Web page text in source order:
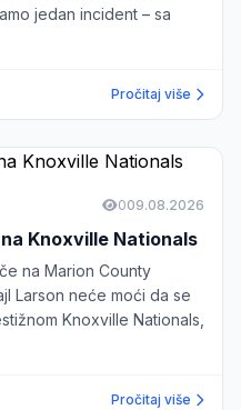
jedan incident – sa
Pročitaj više
009.08.2026
Knoxville Nationals
na Marion County
Larson neće moći da se
Knoxville Nationals,
Pročitaj više